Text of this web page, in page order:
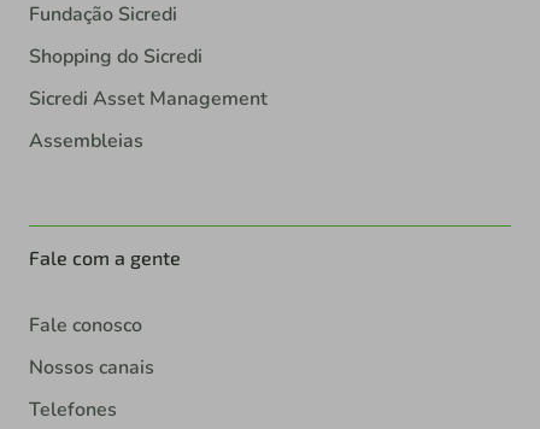
Fundação Sicredi
Shopping do Sicredi
Sicredi Asset Management
Assembleias
Fale com a gente
Fale conosco
Nossos canais
Telefones